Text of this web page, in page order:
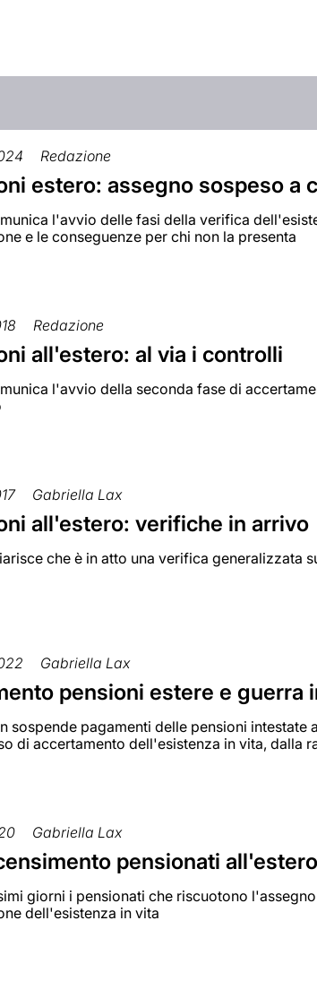
Redazione
estero: assegno sospeso a
l'avvio delle fasi della verifica
e le conseguenze per chi non la presenta
Redazione
all'estero: al via i controlli
l'avvio della seconda fase di
Gabriella Lax
all'estero: verifiche in arrivo
che è in atto una verifica generalizzata
Gabriella Lax
pensioni estere e guerra
sospende pagamenti delle pensioni
di accertamento dell'esistenza in vita, dalla
Gabriella Lax
pensionati all'estero
giorni i pensionati che riscuotono
dell'esistenza in vita